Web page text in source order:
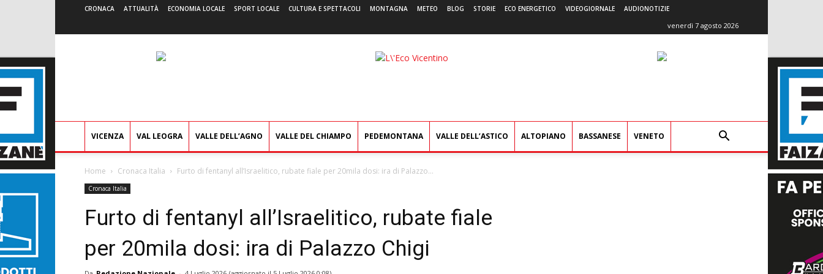
CRONACA ATTUALITÀ ECONOMIA LOCALE SPORT LOCALE CULTURA E SPETTACOLI MONTAGNA METEO BLOG STORIE ECO ENERGETICO VIDEOGIORNALE AUDIONOTIZIE
venerdì 7 agosto 2026
L'Eco
VICENZA VAL LEOGRA VALLE DELL’AGNO VALLE DEL CHIAMPO PEDEMONTANA VALLE DELL’ASTICO ALTOPIANO BASSANESE VENETO
Home Cronaca Italia Furto di fentanyl all’Israelitico, rubate fiale per 20mila dosi: ira di Palazzo...
Cronaca Italia
Furto di fentanyl all’Israelitico, rubate fiale
per 20mila dosi: ira di Palazzo Chigi